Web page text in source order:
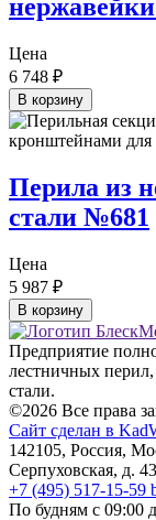
Цена
6 748 ₽
В корзину
Перила из
стали №681
Цена
5 987 ₽
В корзину
Предприятие
лестничных
стали.
©2026 Все права
Сайт сделан в
142105, Россия,
Серпуховская, д.
+7 (495) 517-15-59
По будням с 09:00